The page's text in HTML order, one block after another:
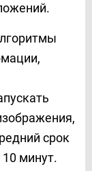
срок
10 минут.